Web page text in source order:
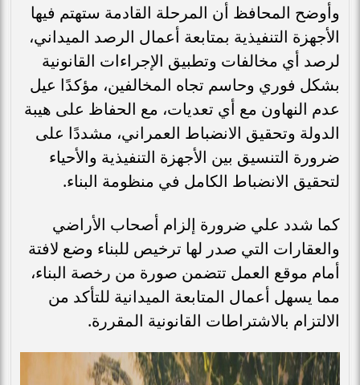
وأوضح المحافظ أن المرحلة القادمة ستهتم فيها
الأجهزة التنفيذية بمتابعة أعمال الرصد الميداني،
لرصد أي مخالفات وتطبيق الإجراءات القانونية
بشكل فوري وحاسم تجاه المخالفين، مؤكدًا عيل
عدم النهاون مع أي تعديات، مع الحفاظ على هيبة
الدولة وتحقيق الانضباط العمراني، مشددًا على
ضرورة التنسيق بين الأجهزة التنفيذية والأحياء
لتحقيق الانضباط الكامل في منظومة البناء.
كما شدد علي ضرورة إلزام أصحاب الأراضي
والعقارات التي صدر لها ترخيص للبناء وضع لافتة
أمام موقع العمل تتضمن صورة من رخصة البناء،
مما يسهل أعمال المتابعة الميدانية للتأكد من
الالتزام بالاشتراطات القانونية المقررة.